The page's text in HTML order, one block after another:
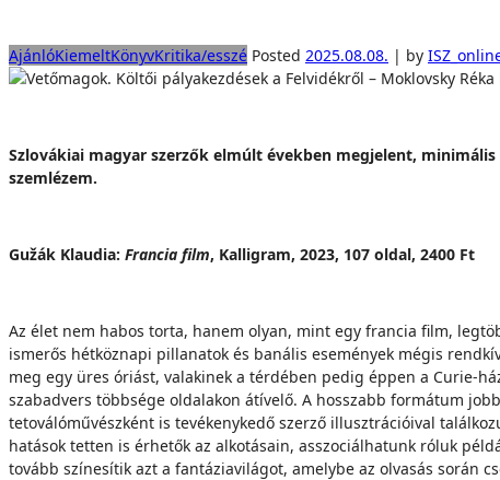
AjánlóKiemeltKönyvKritika/esszé Posted 2025.08.08. | by
Szlovákiai magyar szerzők elmúlt években megjelent,
szemlézem.
Gužák Klaudia: Francia film, Kalligram, 2023, 107 oldal, 2400 Ft
Az élet nem habos torta, hanem olyan, mint egy francia film,
ismerős hétköznapi pillanatok és banális események mégis
meg egy üres óriást, valakinek a térdében pedig éppen a Curie-
szabadvers többsége oldalakon átívelő. A hosszabb formátum
tetoválóművészként is tevékenykedő szerző illusztrációival
hatások tetten is érhetők az alkotásain, asszociálhatunk róluk
tovább színesítik azt a fantáziavilágot, amelybe az olvasás során